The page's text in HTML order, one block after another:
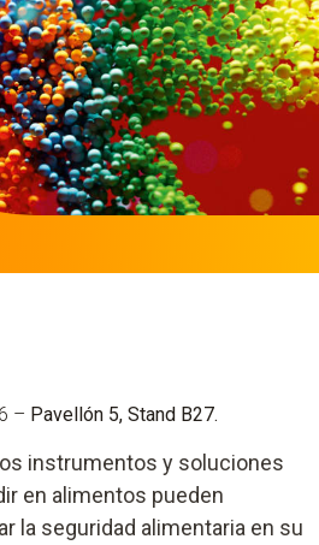
– Pavellón 5, Stand B27.
instrumentos y soluciones
en alimentos pueden
la seguridad alimentaria en su